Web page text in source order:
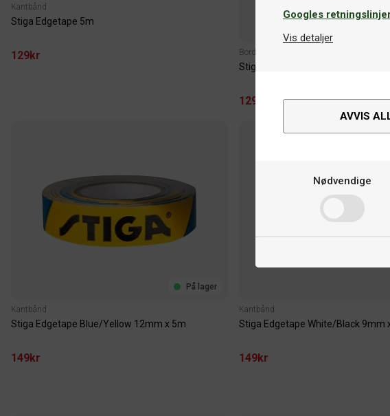
Googles
Vis detaljer
AVVIS
Nødvendige
Kantbånd
Stiga Edgetape 5m
129kr Bordtennisracket
Stiga Clash
129kr
På lager
Kantbånd
Stiga Edgetape Blue/Yellow 12mm x 5m
149kr
Kantbånd
Stiga Edgetape White/Black 9mm
149kr